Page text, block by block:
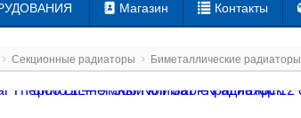
Магазин Контакты
Секционные радиаторы Биметаллические радиаторы